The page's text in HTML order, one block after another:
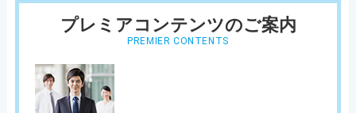
プレミアコンテンツのご案内
PREMIER CONTENTS